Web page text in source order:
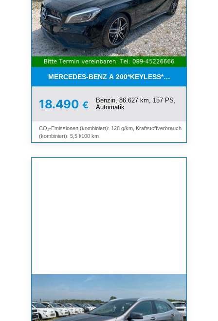
MERCEDES-BENZ A
18.490 €
Benzin, 86.627 km, 157 PS,
Automatik
CO₂-Emissionen (kombiniert): 128 g/km, Kraftstoffverbrauch
(kombiniert): 5,5 l/100 km